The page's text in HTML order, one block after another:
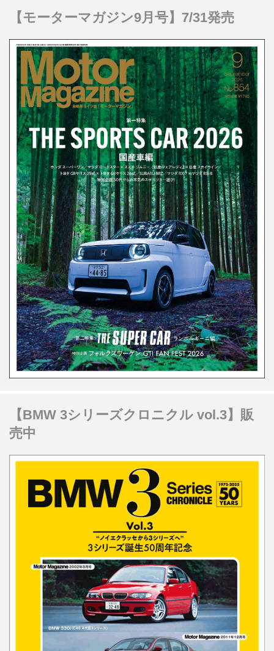
【モーターマガジン9月号】7/31発売
【BMW 3シリーズクロニクル vol.3】販
売中